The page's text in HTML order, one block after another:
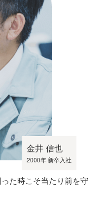
金井 信也
2000年 新卒入社
た時こそ当たり前を守